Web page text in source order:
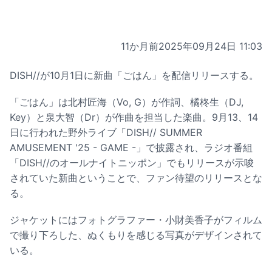
11か月前2025年09月24日 11:03
DISH//が10月1日に新曲「ごはん」を配信リリースする。
「ごはん」は北村匠海（Vo, G）が作詞、橘柊生（DJ,
Key）と泉大智（Dr）が作曲を担当した楽曲。9月13、14
日に行われた野外ライブ「DISH// SUMMER
AMUSEMENT '25 - GAME -」で披露され、ラジオ番組
「DISH//のオールナイトニッポン」でもリリースが示唆
されていた新曲ということで、ファン待望のリリースとな
る。
ジャケットにはフォトグラファー・小財美香子がフィルム
で撮り下ろした、ぬくもりを感じる写真がデザインされて
いる。